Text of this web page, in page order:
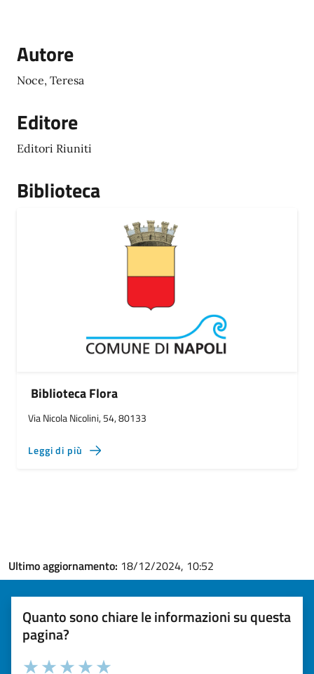
Autore
Noce, Teresa
Editore
Editori Riuniti
Biblioteca
Biblioteca Flora
Via Nicola Nicolini, 54, 80133
Leggi di più
Ultimo aggiornamento: 18/12/2024, 10:52
Quanto sono chiare le informazioni su questa
pagina?
Valuta la chiarezza delle informazioni (da 1 a 5 stelle)
Seleziona il numero di stelle per valutare la chiarezza delle